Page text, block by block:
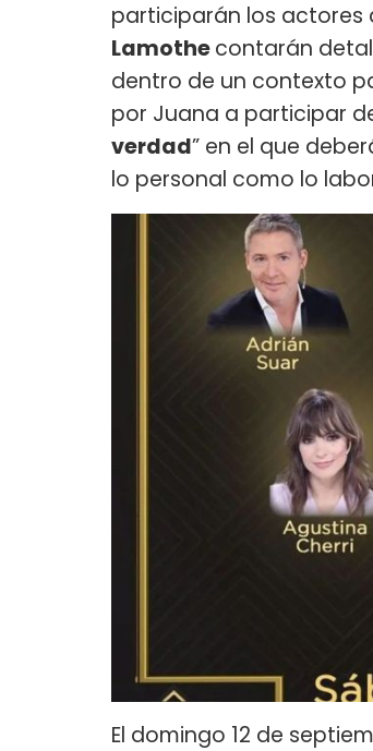
participarán los actores
Lamothecontarán
dentro de un contexto
por Juana a participar
verdad” en el que
lo personal como lo
El domingo 12 de